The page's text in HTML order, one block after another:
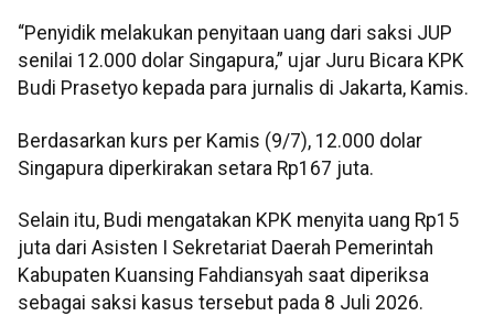
“Penyidik melakukan penyitaan uang dari saksi JUP
senilai 12.000 dolar Singapura,” ujar Juru Bicara KPK
Budi Prasetyo kepada para jurnalis di Jakarta, Kamis.
Berdasarkan kurs per Kamis (9/7), 12.000 dolar
Singapura diperkirakan setara Rp167 juta.
Selain itu, Budi mengatakan KPK menyita uang Rp15
juta dari Asisten I Sekretariat Daerah Pemerintah
Kabupaten Kuansing Fahdiansyah saat diperiksa
sebagai saksi kasus tersebut pada 8 Juli 2026.